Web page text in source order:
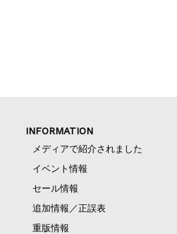
INFORMATION
メディアで紹介されました
イベント情報
セール情報
追加情報／正誤表
重版情報